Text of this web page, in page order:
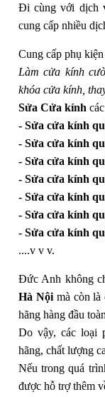
Đi cùng với dịch
cung cấp nhiều
Cung cấp phụ
Làm cửa kính
khóa cửa kính,
Sửa Cửa kính
- Sửa cửa kính
- Sửa cửa kính
- Sửa cửa kính
- Sửa cửa kính
- Sửa cửa kính
- Sửa cửa kính
- Sửa cửa kính
....v v v.
Đức Anh không
Hà Nộimà còn là
hãng hàng đầu toàn
Do vậy, các loại
hãng, chất lượng
Nếu trong quá
được hỗ trợ thêm